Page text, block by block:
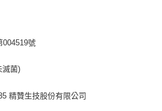
004519號
滅菌)
精贊生技股份有限公司